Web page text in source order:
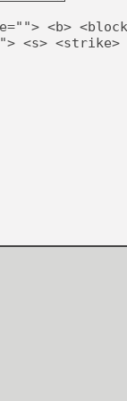
<b>
<s> <strike>